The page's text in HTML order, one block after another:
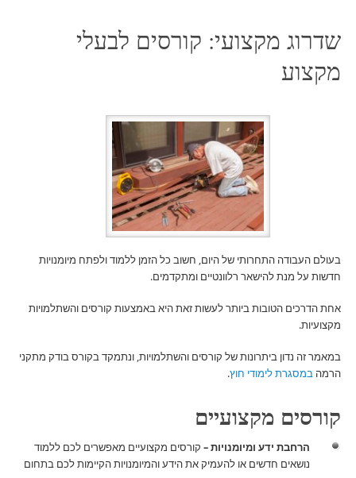
שדרוג מקצועי: קורסים לבעלי
מקצוע
בעולם העבודה התחרותי של היום, חשוב כל הזמן ללמוד ולפתח מיומנויות
חדשות על מנת להישאר רלוונטיים ומתקדמים.
אחת הדרכים הטובות ביותר לעשות זאת היא באמצעות קורסים והשתלמויות
מקצועיות.
במאמר זה נדון ביתרונות של קורסים והשתלמויות, ונתמקד בקורס בודק מתקני
הרמה במסגרת לימודי חוץ.
קורסים מקצועיים
הרחבת ידע ומיומנויות –קורסים מקצועיים מאפשרים לכם ללמוד
נושאים חדשים או להעמיק את הידע והמיומנויות הקיימות לכם בתחום